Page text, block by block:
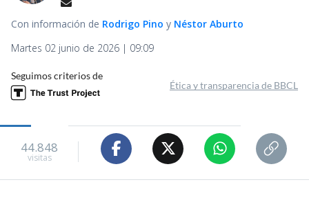
Con información de Rodrigo Pino y Néstor Aburto
Martes 02 junio de 2026 | 09:09
Seguimos criterios de
Ética y transparencia de BBCL
44.848
visitas